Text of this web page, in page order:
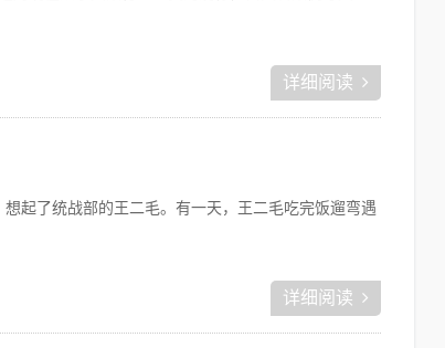
详细阅读
起了统战部的王二毛。有一天，王二毛吃完饭遛弯遇
详细阅读